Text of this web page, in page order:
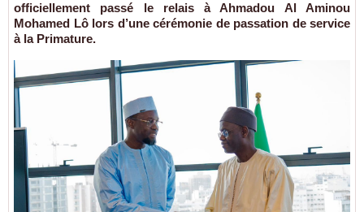
officiellement passé le relais à Ahmadou Al Aminou
Mohamed Lô lors d’une cérémonie de passation de service
à la Primature.